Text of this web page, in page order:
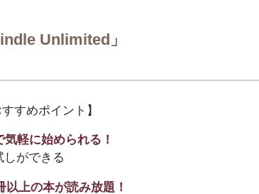
Unlimited」
すめポイント】
軽に始められる！
ができる
以上の本が読み放題！